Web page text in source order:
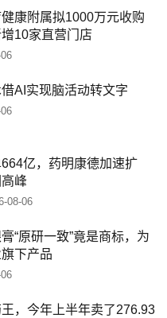
康附属拟1000万元收购
10家直营门店
AI实现脑活动转文字
亿，药明康德加速扩
峰
08-06
“原研一致”竟是商标，为
下产品
，今年上半年卖了276.93